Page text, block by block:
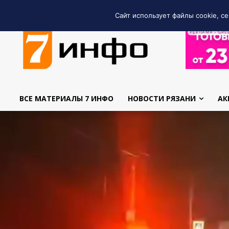
РЕКЛАМА •
ВСЕ МАТЕРИАЛЫ 7 ИНФО НОВОСТИ РЯЗАНИ
Сайт использует файлы cookie,